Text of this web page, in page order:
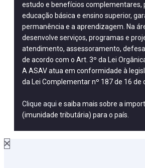
estudo e benefícios complementares,
educação básica e ensino superior,
permanência e a aprendizagem. Na
desenvolve serviços, programas e
atendimento, assessoramento,
de acordo com o Art. 3º da Lei
A ASAV atua em conformidade à
da Lei Complementar nº 187 de 16 de
Clique aqui e saiba mais sobre a
(imunidade tributária) para o país.